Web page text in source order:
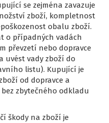
se zejména zavazuje
zboží, kompletnost
obalu zboží.
o případných vadách
převzetí nebo dopravce
uvést vady zboží do
listu). Kupující je
od dopravce a
zbytečného odkladu
škody na zboží je